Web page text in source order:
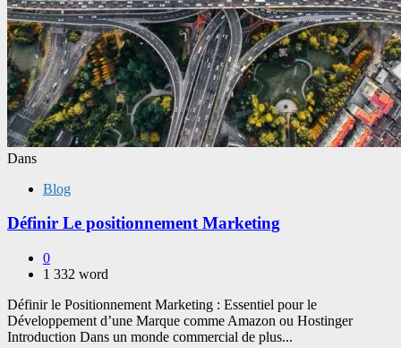
Dans
Blog
Définir Le positionnement Marketing
0
1 332 word
Définir le Positionnement Marketing : Essentiel pour le
Développement d’une Marque comme Amazon ou Hostinger
Introduction Dans un monde commercial de plus...